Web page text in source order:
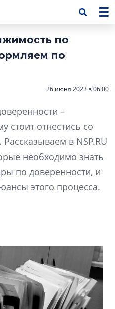
по
по
26 июня 2023 в 06:00
–
стоит отнестись со
в NSP.RU
необходимо знать
по доверенности, и
этого процесса.